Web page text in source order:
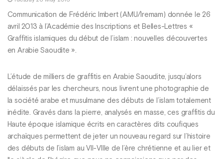
Communication de Frédéric Imbert (AMU/Iremam) donnée le 26
avril 2013 à l’Académie des Inscriptions et Belles-Lettres «
Graffitis islamiques du début de l’islam : nouvelles découvertes
en Arabie Saoudite ».
L’étude de milliers de graffitis en Arabie Saoudite, jusqu’alors
délaissés par les chercheurs, nous livrent une photographie de
la société arabe et musulmane des débuts de l’islam totalement
inédite. Gravés dans la pierre, analysés en masse, ces graffitis du
Haute époque islamique écrits en caractères dits coufiques
archaïques permettent de jeter un nouveau regard sur l’histoire
des débuts de l’islam au VII-VIIIe de l’ère chrétienne et au Iier et